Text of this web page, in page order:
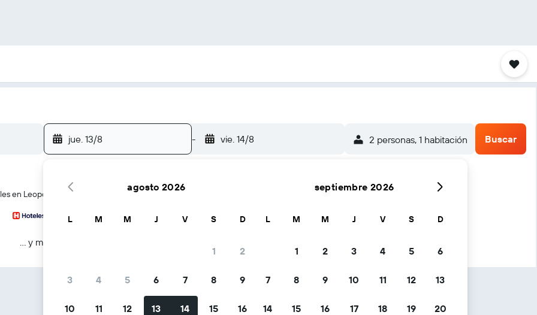
jue. 13/8 - vie. 14/8 2 personas, 1 habitación Buscar
en Leopoldsburg
… y más
agosto 2026
L M M J V S D
1 2
3 4 5 6 7 8 9
10 11 12 13 14 15 16
septiembre 2026
L M M J V S D
1 2 3 4 5 6
7 8 9 10 11 12 13
14 15 16 17 18 19 20